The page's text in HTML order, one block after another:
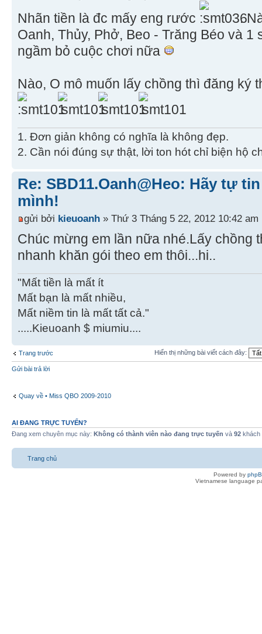
Nhãn tiền là đc mấy eng rước
.
Oanh, Thủy, Phở, Beo - Trăng Béo và 1
ngầm bỏ cuộc chơi nữa
Nào, O mô muốn lấy chồng thì đăng ký
1. Đơn giản không có nghĩa là không đẹp.
2. Cần nói đúng sự thật, lời ton hót chỉ biện hộ
Re: SBD11.Oanh@Heo: Hãy tự
mình!
gửi bởi kieuoanh » Thứ 3 Tháng 5 22, 2012 10:42 am
Chúc mừng em lần nữa nhé.Lấy chồng
nhanh khăn gói theo em thôi...hi..
"Mất tiền là mất ít
Mất bạn là mất nhiều,
Mất niềm tin là mất tất cả."
.....Kieuoanh $ miumiu....
Trang trước Hiển thị những bài viết cách đây:
Gửi bài trả lời
Quay về • Miss QBO 2009-2010
AI ĐANG TRỰC TUYẾN?
Đang xem chuyên mục này: Không có thành viên nào đang trực tuyến và 92 khách
Trang chủ
Powered by
Vietnamese language